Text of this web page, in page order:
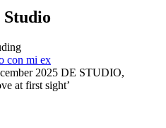
2025 DE STUDIO,
at first sight’